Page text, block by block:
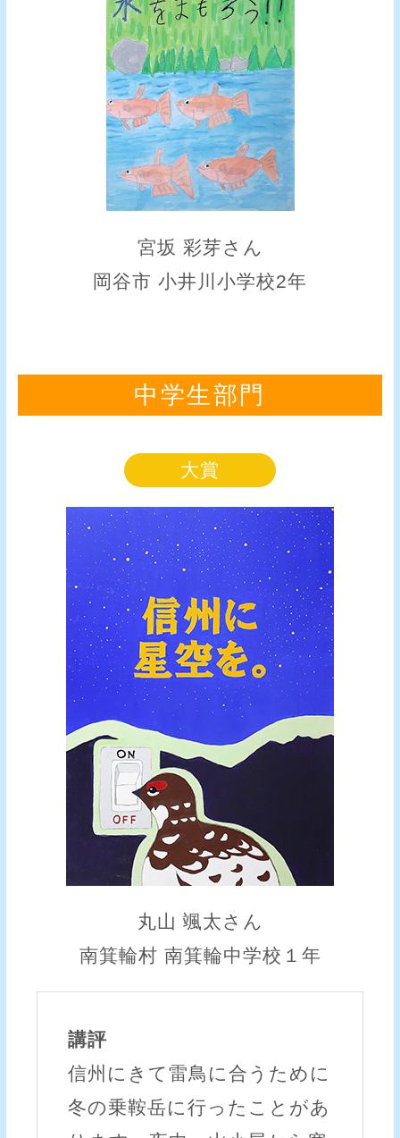
宮坂 彩芽さん
岡谷市 小井川小学校2年
中学生部門
大賞
丸山 颯太さん
南箕輪村 南箕輪中学校１年
講評
信州にきて雷鳥に合うために
冬の乗鞍岳に行ったことがあ